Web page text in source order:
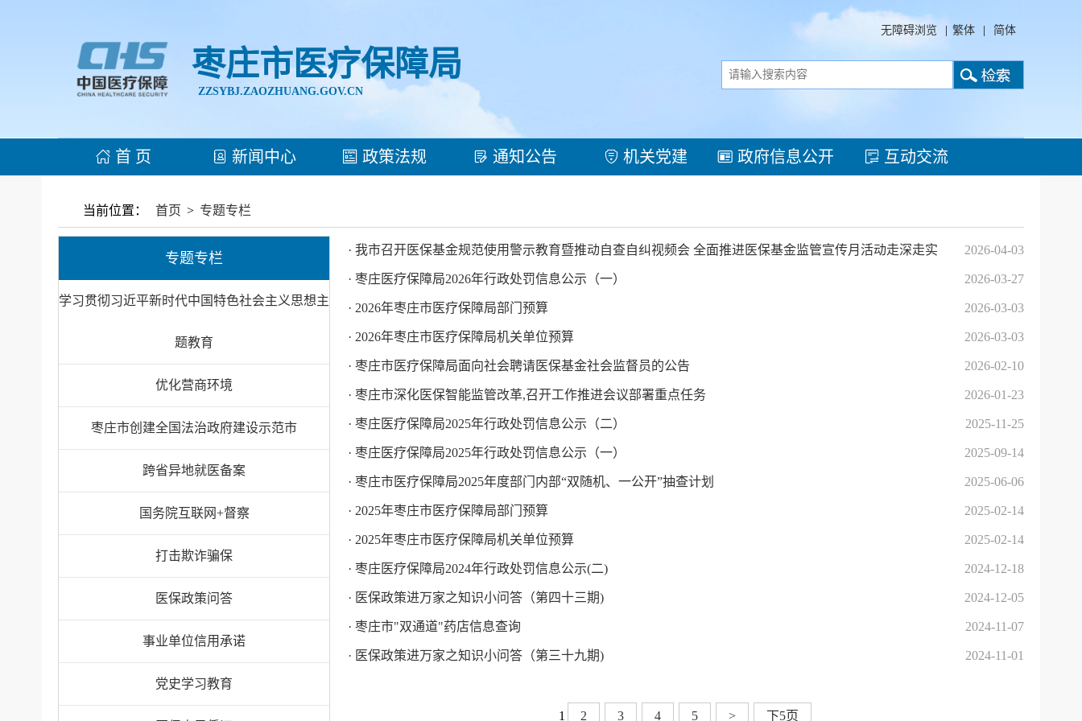
枣庄市医疗保障局
ZZSYBJ.ZAOZHUANG.GOV.CN
无障碍浏览 繁体 简体
首 页 新闻中心 政策法规 通知公告 机关党建 政府信息公开 互动交流
当前位置： 首页 > 专题专栏
专题专栏
学习贯彻习近平新时代中国特色社会主义思想主
题教育
优化营商环境
枣庄市创建全国法治政府建设示范市
跨省异地就医备案
国务院互联网+督察
打击欺诈骗保
医保政策问答
事业单位信用承诺
党史学习教育
· 我市召开医保基金规范使用警示教育暨推动自查自纠视频会 全面推进医保基金监管宣传月活动走深走实 2026-04-03
· 枣庄医疗保障局2026年行政处罚信息公示（一） 2026-03-27
· 2026年枣庄市医疗保障局部门预算 2026-03-03
· 2026年枣庄市医疗保障局机关单位预算 2026-03-03
· 枣庄市医疗保障局面向社会聘请医保基金社会监督员的公告 2026-02-10
· 枣庄市深化医保智能监管改革,召开工作推进会议部署重点任务 2026-01-23
· 枣庄医疗保障局2025年行政处罚信息公示（二） 2025-11-25
· 枣庄医疗保障局2025年行政处罚信息公示（一） 2025-09-14
· 枣庄市医疗保障局2025年度部门内部“双随机、一公开”抽查计划 2025-06-06
· 2025年枣庄市医疗保障局部门预算 2025-02-14
· 2025年枣庄市医疗保障局机关单位预算 2025-02-14
· 枣庄医疗保障局2024年行政处罚信息公示(二) 2024-12-18
· 医保政策进万家之知识小问答（第四十三期) 2024-12-05
· 枣庄市"双通道"药店信息查询 2024-11-07
· 医保政策进万家之知识小问答（第三十九期) 2024-11-01
1 2 3 4 5 > 下5页